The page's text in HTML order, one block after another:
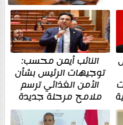
النائب أيمن محسب:
توجيهات الرئيس بشأن
الأمن الغذائي ترسم
ملامح مرحلة جديدة